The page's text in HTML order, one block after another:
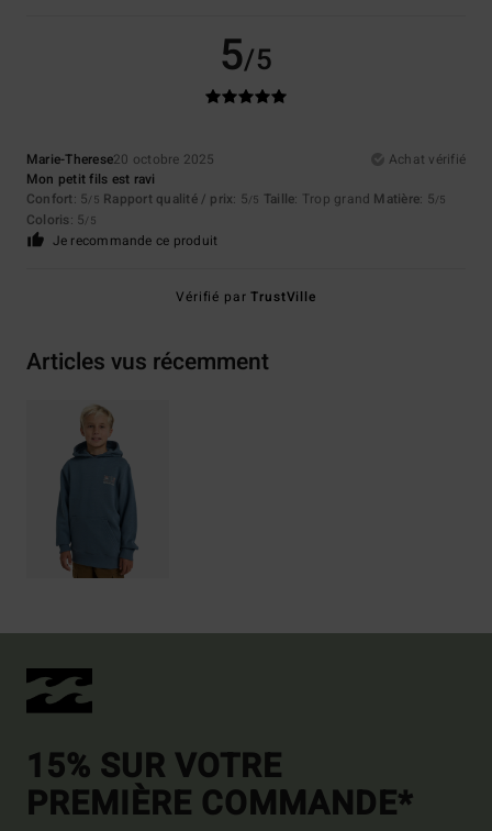
5/5
Marie-Therese20 octobre 2025
Achat vérifié
Mon petit fils est ravi
Confort: 5/5 Rapport qualité / prix: 5/5 Taille: Trop grand Matière: 5/5
Coloris: 5/5
Je recommande ce produit
Vérifié parTrustVille
Articles vus récemment
15% SUR VOTRE
PREMIÈRE COMMANDE*